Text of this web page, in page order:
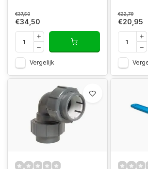
€37,50
€34,50
Vergelijk
€22,79
€20,95